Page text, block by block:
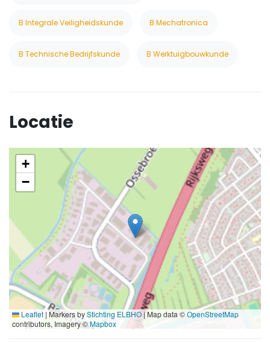
B Integrale Veiligheidskunde B Mechatronica
B Technische Bedrijfskunde B Werktuigbouwkunde
Locatie
+
−
Leaflet | Markers byStichting ELBHO| Map data ©OpenStreetMap
contributors, Imagery ©Mapbox